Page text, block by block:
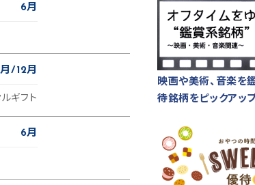
6月
12月
ギフト
6月
映画や美術、音楽を
待銘柄をピックアッ